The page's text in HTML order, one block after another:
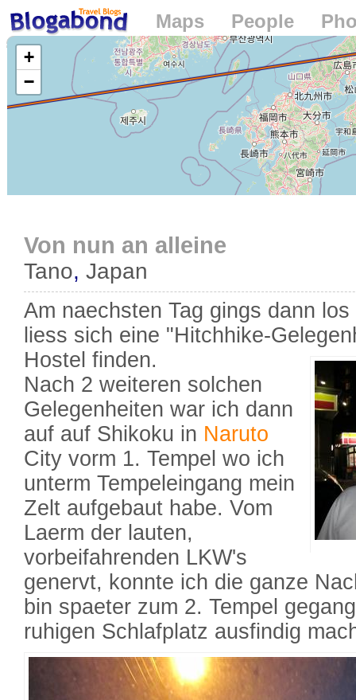
Loading...
+
−
Maps People
Von nun an alleine
Tano, Japan
Am naechsten Tag gings dann
liess sich eine "Hitchhike-
Hostel finden.
Nach 2 weiteren solchen
Gelegenheiten war ich dann
auf auf Shikoku in Naruto
City vorm 1. Tempel wo ich
unterm Tempeleingang mein
Zelt aufgebaut habe. Vom
Laerm der lauten,
vorbeifahrenden LKW's
genervt, konnte ich die ganze
bin spaeter zum 2. Tempel
ruhigen Schlafplatz ausfindig